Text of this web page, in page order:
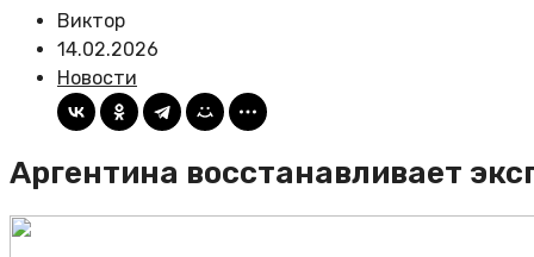
Виктор
14.02.2026
Новости
Аргентина восстанавливает